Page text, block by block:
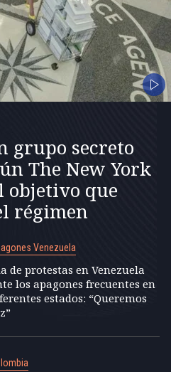
grupo secreto
The New York
objetivo que
régimen
Venezuela
de protestas en Venezuela
los apagones frecuentes en
estados: “Queremos